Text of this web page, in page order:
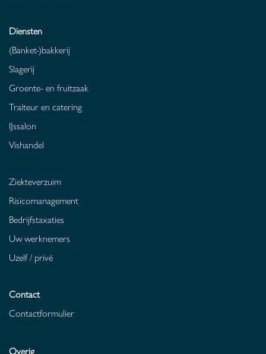
Diensten
(Banket-)bakkerij
Slagerij
Groente- en fruitzaak
Traiteur en catering
IJssalon
Vishandel
Ziekteverzuim
Risicomanagement
Bedrijfstaxaties
Uw werknemers
Uzelf / privé
Contact
Contactformulier
Overig